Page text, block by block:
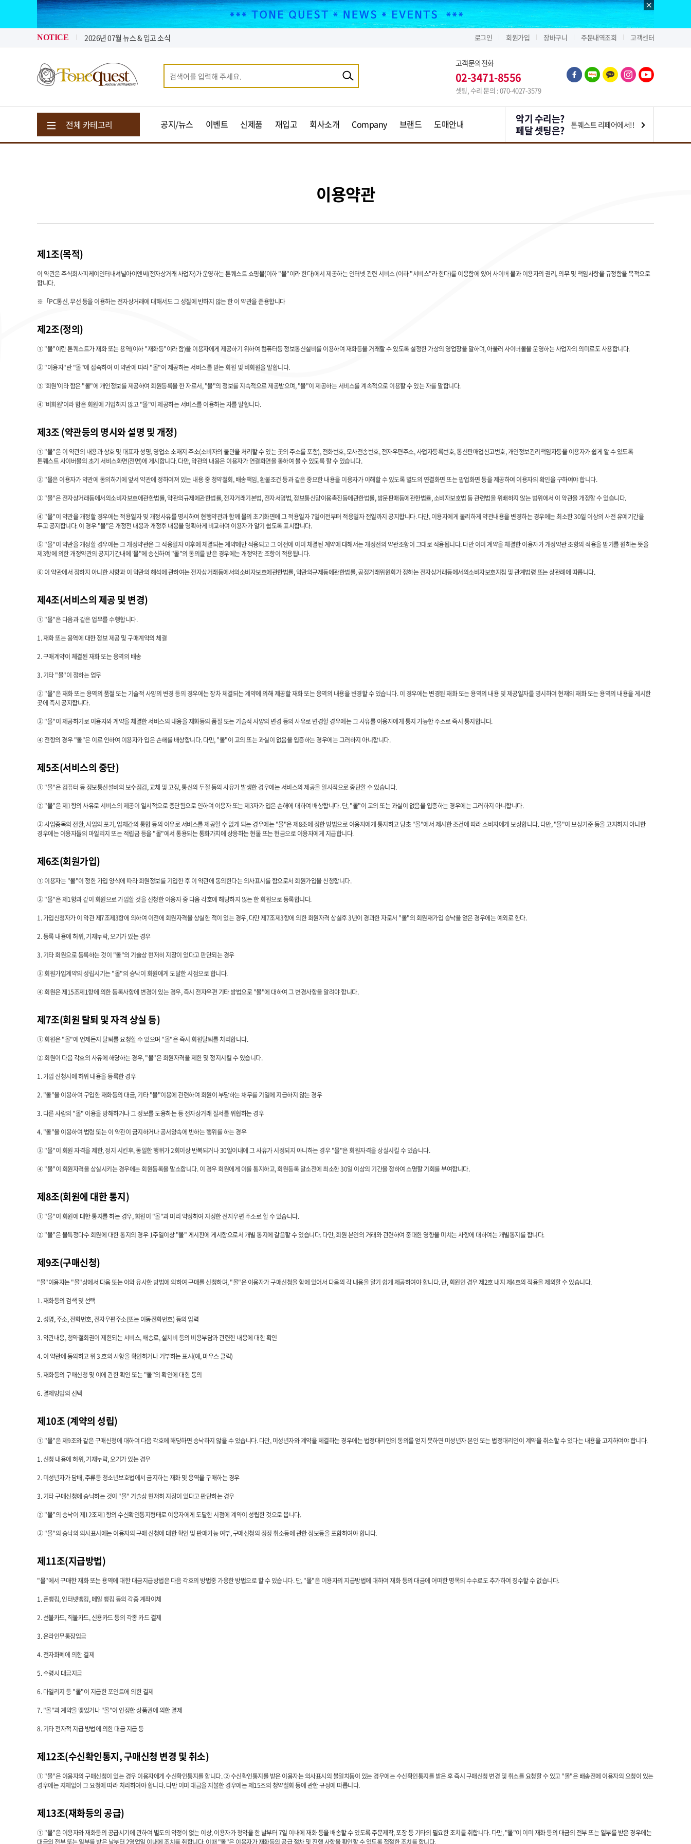
NOTICE
2026년 07월 뉴스 & 입고 소식
톤퀘스트가 "퀵 비용" 지원해 드립니다.
로그인 회원가입 장바구니 주문내역조회 고객센터
고객문의전화
02-3471-8556
셋팅, 수리 문의 : 070-4027-3579
전체 카테고리 공지/뉴스 이벤트 신제품 재입고 회사소개 Company 브랜드 도매안내
악기 수리는?
페달 셋팅은?
톤퀘스트 리페어에서!!
이용약관
제1조(목적)
이 약관은 주식회사피케이인터내셔널아이엔씨(전자상거래 사업자)가 운영하는 톤퀘스트 쇼핑몰(이하 "몰"이라 한다)에서 제공하는 인터넷 관련 서비스 (이하 "서비스"라 한다)를 이용함에 있어 사이버 몰과 이용자의 권리, 의무 및 책임사항을 규정함을 목적으로
합니다.
※「PC통신, 무선 등을 이용하는 전자상거래에 대해서도 그 성질에 반하지 않는 한 이 약관을 준용합니다
제2조(정의)
① "몰"이란 톤퀘스트가 재화 또는 용역(이하 "재화등"이라 함)을 이용자에게 제공하기 위하여 컴퓨터등 정보통신설비를 이용하여 재화등을 거래할 수 있도록 설정한 가상의 영업장을 말하며, 아울러 사이버몰을 운영하는 사업자의 의미로도 사용합니다.
② "이용자"란 "몰"에 접속하여 이 약관에 따라 "몰"이 제공하는 서비스를 받는 회원 및 비회원을 말합니다.
③ '회원'이라 함은 "몰"에 개인정보를 제공하여 회원등록을 한 자로서, "몰"의 정보를 지속적으로 제공받으며, "몰"이 제공하는 서비스를 계속적으로 이용할 수 있는 자를 말합니다.
④ '비회원'이라 함은 회원에 가입하지 않고 "몰"이 제공하는 서비스를 이용하는 자를 말합니다.
제3조 (약관등의 명시와 설명 및 개정)
① "몰"은 이 약관의 내용과 상호 및 대표자 성명, 영업소 소재지 주소(소비자의 불만을 처리할 수 있는 곳의 주소를 포함), 전화번호, 모사전송번호, 전자우편주소, 사업자등록번호, 통신판매업신고번호, 개인정보관리책임자등을 이용자가 쉽게 알 수 있도록
톤퀘스트 사이버몰의 초기 서비스화면(전면)에 게시합니다. 다만, 약관의 내용은 이용자가 연결화면을 통하여 볼 수 있도록 할 수 있습니다.
② "몰은 이용자가 약관에 동의하기에 앞서 약관에 정하여져 있는 내용 중 청약철회, 배송책임, 환불조건 등과 같은 중요한 내용을 이용자가 이해할 수 있도록 별도의 연결화면 또는 팝업화면 등을 제공하여 이용자의 확인을 구하여야 합니다.
③ "몰"은 전자상거래등에서의소비자보호에관한법률, 약관의규제에관한법률, 전자거래기본법, 전자서명법, 정보통신망이용촉진등에관한법률, 방문판매등에관한법률, 소비자보호법 등 관련법을 위배하지 않는 범위에서 이 약관을 개정할 수 있습니다.
④ "몰"이 약관을 개정할 경우에는 적용일자 및 개정사유를 명시하여 현행약관과 함께 몰의 초기화면에 그 적용일자 7일이전부터 적용일자 전일까지 공지합니다. 다만, 이용자에게 불리하게 약관내용을 변경하는 경우에는 최소한 30일 이상의 사전 유예기간을
두고 공지합니다. 이 경우 "몰"은 개정전 내용과 개정후 내용을 명확하게 비교하여 이용자가 알기 쉽도록 표시합니다.
⑤ "몰"이 약관을 개정할 경우에는 그 개정약관은 그 적용일자 이후에 체결되는 계약에만 적용되고 그 이전에 이미 체결된 계약에 대해서는 개정전의 약관조항이 그대로 적용됩니다. 다만 이미 계약을 체결한 이용자가 개정약관 조항의 적용을 받기를 원하는 뜻을
제3항에 의한 개정약관의 공지기간내에 '몰"에 송신하여 "몰"의 동의를 받은 경우에는 개정약관 조항이 적용됩니다.
⑥ 이 약관에서 정하지 아니한 사항과 이 약관의 해석에 관하여는 전자상거래등에서의소비자보호에관한법률, 약관의규제등에관한법률, 공정거래위원회가 정하는 전자상거래등에서의소비자보호지침 및 관계법령 또는 상관례에 따릅니다.
제4조(서비스의 제공 및 변경)
① "몰"은 다음과 같은 업무를 수행합니다.
1. 재화 또는 용역에 대한 정보 제공 및 구매계약의 체결
2. 구매계약이 체결된 재화 또는 용역의 배송
3. 기타 "몰"이 정하는 업무
② "몰"은 재화 또는 용역의 품절 또는 기술적 사양의 변경 등의 경우에는 장차 체결되는 계약에 의해 제공할 재화 또는 용역의 내용을 변경할 수 있습니다. 이 경우에는 변경된 재화 또는 용역의 내용 및 제공일자를 명시하여 현재의 재화 또는 용역의 내용을 게시한
곳에 즉시 공지합니다.
③ "몰"이 제공하기로 이용자와 계약을 체결한 서비스의 내용을 재화등의 품절 또는 기술적 사양의 변경 등의 사유로 변경할 경우에는 그 사유를 이용자에게 통지 가능한 주소로 즉시 통지합니다.
④ 전항의 경우 "몰"은 이로 인하여 이용자가 입은 손해를 배상합니다. 다만, "몰"이 고의 또는 과실이 없음을 입증하는 경우에는 그러하지 아니합니다.
제5조(서비스의 중단)
① "몰"은 컴퓨터 등 정보통신설비의 보수점검, 교체 및 고장, 통신의 두절 등의 사유가 발생한 경우에는 서비스의 제공을 일시적으로 중단할 수 있습니다.
② "몰"은 제1항의 사유로 서비스의 제공이 일시적으로 중단됨으로 인하여 이용자 또는 제3자가 입은 손해에 대하여 배상합니다. 단, "몰"이 고의 또는 과실이 없음을 입증하는 경우에는 그러하지 아니합니다.
③ 사업종목의 전환, 사업의 포기, 업체간의 통합 등의 이유로 서비스를 제공할 수 없게 되는 경우에는 "몰"은 제8조에 정한 방법으로 이용자에게 통지하고 당초 "몰"에서 제시한 조건에 따라 소비자에게 보상합니다. 다만, "몰"이 보상기준 등을 고지하지 아니한
경우에는 이용자들의 마일리지 또는 적립금 등을 "몰"에서 통용되는 통화가치에 상응하는 현물 또는 현금으로 이용자에게 지급합니다.
제6조(회원가입)
① 이용자는 "몰"이 정한 가입 양식에 따라 회원정보를 기입한 후 이 약관에 동의한다는 의사표시를 함으로서 회원가입을 신청합니다.
② "몰"은 제1항과 같이 회원으로 가입할 것을 신청한 이용자 중 다음 각호에 해당하지 않는 한 회원으로 등록합니다.
1. 가입신청자가 이 약관 제7조제3항에 의하여 이전에 회원자격을 상실한 적이 있는 경우, 다만 제7조제3항에 의한 회원자격 상실후 3년이 경과한 자로서 "몰"의 회원재가입 승낙을 얻은 경우에는 예외로 한다.
2. 등록 내용에 허위, 기재누락, 오기가 있는 경우
3. 기타 회원으로 등록하는 것이 "몰"의 기술상 현저히 지장이 있다고 판단되는 경우
③ 회원가입계약의 성립시기는 "몰"의 승낙이 회원에게 도달한 시점으로 합니다.
④ 회원은 제15조제1항에 의한 등록사항에 변경이 있는 경우, 즉시 전자우편 기타 방법으로 "몰"에 대하여 그 변경사항을 알려야 합니다.
제7조(회원 탈퇴 및 자격 상실 등)
① 회원은 "몰"에 언제든지 탈퇴를 요청할 수 있으며 "몰"은 즉시 회원탈퇴를 처리합니다.
② 회원이 다음 각호의 사유에 해당하는 경우, "몰"은 회원자격을 제한 및 정지시킬 수 있습니다.
1. 가입 신청시에 허위 내용을 등록한 경우
2. "몰"을 이용하여 구입한 재화등의 대금, 기타 "몰"이용에 관련하여 회원이 부담하는 채무를 기일에 지급하지 않는 경우
3. 다른 사람의 "몰" 이용을 방해하거나 그 정보를 도용하는 등 전자상거래 질서를 위협하는 경우
4. "몰"을 이용하여 법령 또는 이 약관이 금지하거나 공서양속에 반하는 행위를 하는 경우
③ "몰"이 회원 자격을 제한, 정지 시킨후, 동일한 행위가 2회이상 반복되거나 30일이내에 그 사유가 시정되지 아니하는 경우 "몰"은 회원자격을 상실시킬 수 있습니다.
④ "몰"이 회원자격을 상실시키는 경우에는 회원등록을 말소합니다. 이 경우 회원에게 이를 통지하고, 회원등록 말소전에 최소한 30일 이상의 기간을 정하여 소명할 기회를 부여합니다.
제8조(회원에 대한 통지)
① "몰"이 회원에 대한 통지를 하는 경우, 회원이 "몰"과 미리 약정하여 지정한 전자우편 주소로 할 수 있습니다.
② "몰"은 불특정다수 회원에 대한 통지의 경우 1주일이상 "몰" 게시판에 게시함으로서 개별 통지에 갈음할 수 있습니다. 다만, 회원 본인의 거래와 관련하여 중대한 영향을 미치는 사항에 대하여는 개별통지를 합니다.
제9조(구매신청)
"몰"이용자는 "몰"상에서 다음 또는 이와 유사한 방법에 의하여 구매를 신청하며, "몰"은 이용자가 구매신청을 함에 있어서 다음의 각 내용을 알기 쉽게 제공하여야 합니다. 단, 회원인 경우 제2호 내지 제4호의 적용을 제외할 수 있습니다.
1. 재화등의 검색 및 선택
2. 성명, 주소, 전화번호, 전자우편주소(또는 이동전화번호) 등의 입력
3. 약관내용, 청약철회권이 제한되는 서비스, 배송료, 설치비 등의 비용부담과 관련한 내용에 대한 확인
4. 이 약관에 동의하고 위 3.호의 사항을 확인하거나 거부하는 표시(예, 마우스 클릭)
5. 재화등의 구매신청 및 이에 관한 확인 또는 "몰"의 확인에 대한 동의
6. 결제방법의 선택
제10조 (계약의 성립)
① "몰"은 제9조와 같은 구매신청에 대하여 다음 각호에 해당하면 승낙하지 않을 수 있습니다. 다만, 미성년자와 계약을 체결하는 경우에는 법정대리인의 동의를 얻지 못하면 미성년자 본인 또는 법정대리인이 계약을 취소할 수 있다는 내용을 고지하여야 합니다.
1. 신청 내용에 허위, 기재누락, 오기가 있는 경우
2. 미성년자가 담배, 주류등 청소년보호법에서 금지하는 재화 및 용역을 구매하는 경우
3. 기타 구매신청에 승낙하는 것이 "몰" 기술상 현저히 지장이 있다고 판단하는 경우
② "몰"의 승낙이 제12조제1항의 수신확인통지형태로 이용자에게 도달한 시점에 계약이 성립한 것으로 봅니다.
③ "몰"의 승낙의 의사표시에는 이용자의 구매 신청에 대한 확인 및 판매가능 여부, 구매신청의 정정 취소등에 관한 정보등을 포함하여야 합니다.
제11조(지급방법)
"몰"에서 구매한 재화 또는 용역에 대한 대금지급방법은 다음 각호의 방법중 가용한 방법으로 할 수 있습니다. 단, "몰"은 이용자의 지급방법에 대하여 재화 등의 대금에 어떠한 명목의 수수료도 추가하여 징수할 수 없습니다.
1. 폰뱅킹, 인터넷뱅킹, 메일 뱅킹 등의 각종 계좌이체
2. 선불카드, 직불카드, 신용카드 등의 각종 카드 결제
3. 온라인무통장입금
4. 전자화폐에 의한 결제
5. 수령시 대금지급
6. 마일리지 등 "몰"이 지급한 포인트에 의한 결제
7. "몰"과 계약을 맺었거나 "몰"이 인정한 상품권에 의한 결제
8. 기타 전자적 지급 방법에 의한 대금 지급 등
제12조(수신확인통지, 구매신청 변경 및 취소)
① "몰"은 이용자의 구매신청이 있는 경우 이용자에게 수신확인통지를 합니다. ② 수신확인통지를 받은 이용자는 의사표시의 불일치등이 있는 경우에는 수신확인통지를 받은 후 즉시 구매신청 변경 및 취소를 요청할 수 있고 "몰"은 배송전에 이용자의 요청이 있는
경우에는 지체없이 그 요청에 따라 처리하여야 합니다. 다만 이미 대금을 지불한 경우에는 제15조의 청약철회 등에 관한 규정에 따릅니다.
제13조(재화등의 공급)
① "몰"은 이용자와 재화등의 공급시기에 관하여 별도의 약정이 없는 이상, 이용자가 청약을 한 날부터 7일 이내에 재화 등을 배송할 수 있도록 주문제작, 포장 등 기타의 필요한 조치를 취합니다. 다만, "몰"이 이미 재화 등의 대금의 전부 또는 일부를 받은 경우에는
대금의 전부 또는 일부를 받은 날부터 2영업일 이내에 조치를 취합니다. 이때 "몰"은 이용자가 재화등의 공급 절차 및 진행 사항을 확인할 수 있도록 적절한 조치를 합니다.